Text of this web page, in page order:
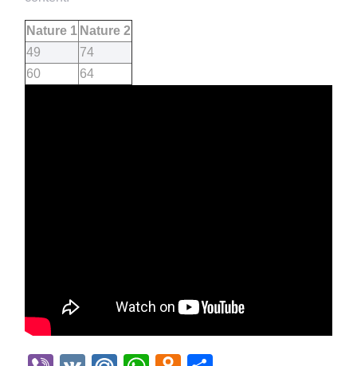
Nature 1 Nature 2
49
74
60
64